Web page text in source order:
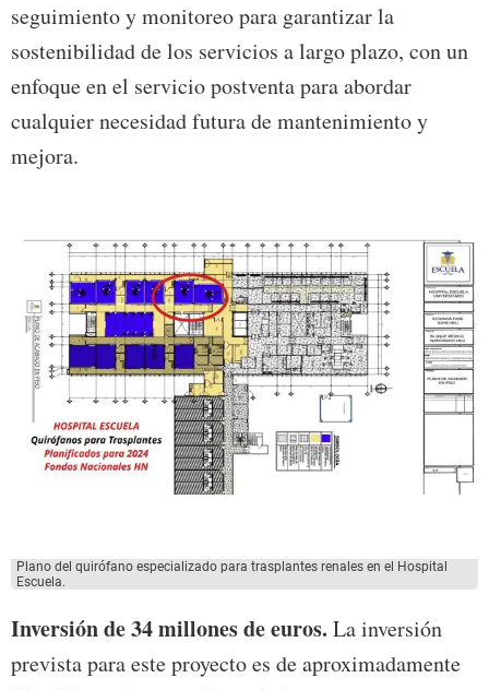
seguimiento y monitoreo para garantizar la
sostenibilidad de los servicios a largo plazo, con un
enfoque en el servicio postventa para abordar
cualquier necesidad futura de mantenimiento y
mejora.
Plano del quirófano especializado para trasplantes renales en el Hospital
Escuela.
Inversión de 34 millones de euros. La inversión
prevista para este proyecto es de aproximadamente